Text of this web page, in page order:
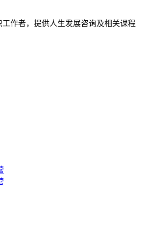
工作者，提供人生发展咨询及相关课程